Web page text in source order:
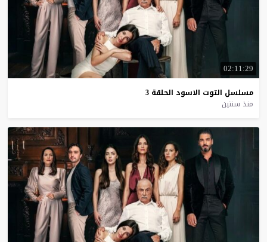
02:11:29
مسلسل التوت الاسود الحلقة 3
منذ سنتين